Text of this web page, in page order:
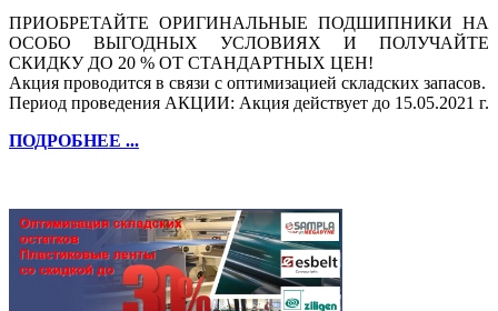
ПРИОБРЕТАЙТЕ ОРИГИНАЛЬНЫЕ ПОДШИПНИКИ НА
ОСОБО ВЫГОДНЫХ УСЛОВИЯХ И ПОЛУЧАЙТЕ
СКИДКУ ДО 20 % ОТ СТАНДАРТНЫХ ЦЕН!
Акция проводится в связи с оптимизацией складских запасов.
Период проведения АКЦИИ: Акция действует до 15.05.2021 г.
ПОДРОБНЕЕ ...